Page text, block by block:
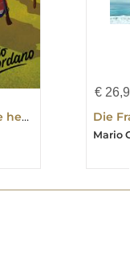
Tante Poldi en de hemelse vruchten
€
Mario